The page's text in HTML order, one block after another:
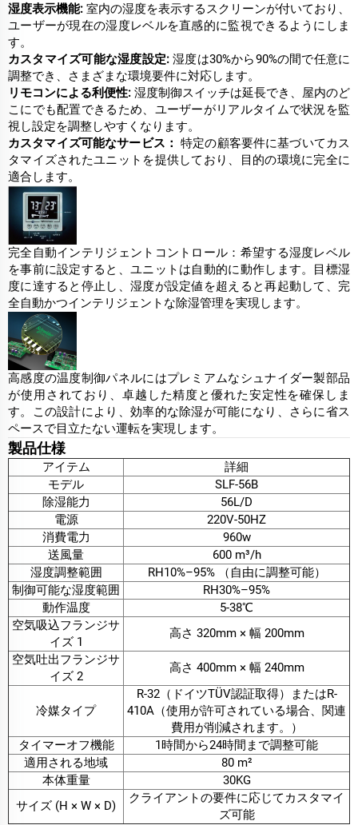
湿度表示機能: 室内の湿度を表示するスクリーンが付いており、
ユーザーが現在の湿度レベルを直感的に監視できるようにしま
す。
カスタマイズ可能な湿度設定:湿度は30%から90%の間で任意に
調整でき、さまざまな環境要件に対応します。
リモコンによる利便性: 湿度制御スイッチは延長でき、屋内のど
こにでも配置できるため、ユーザーがリアルタイムで状況を監
視し設定を調整しやすくなります。
カスタマイズ可能なサービス：特定の顧客要件に基づいてカス
タマイズされたユニットを提供しており、目的の環境に完全に
適合します。
完全自動インテリジェントコントロール：希望する湿度レベル
を事前に設定すると、ユニットは自動的に動作します。目標湿
度に達すると停止し、湿度が設定値を超えると再起動して、完
全自動かつインテリジェントな除湿管理を実現します。
高感度の温度制御パネルにはプレミアムなシュナイダー製部品
が使用されており、卓越した精度と優れた安定性を確保しま
す。この設計により、効率的な除湿が可能になり、さらに省ス
ペースで目立たない運転を実現します。
製品仕様
アイテム
詳細
モデル
SLF-56B
除湿能力
56L/D
電源
220V-50HZ
消費電力
960w
送風量
600 m³/h
湿度調整範囲
RH10%–95% （自由に調整可能）
制御可能な湿度範囲
RH30%–95%
動作温度
5-38℃
空気吸込フランジサ
イズ 1
高さ 320mm × 幅 200mm
空気吐出フランジサ
イズ 2
高さ 400mm × 幅 240mm
冷媒タイプ
R-32（ドイツTÜV認証取得）またはR-
410A（使用が許可されている場合、関連
費用が削減されます。）
タイマーオフ機能
1時間から24時間まで調整可能
適用される地域
80 m²
本体重量
30KG
サイズ (H × W × D)
クライアントの要件に応じてカスタマイ
ズ可能